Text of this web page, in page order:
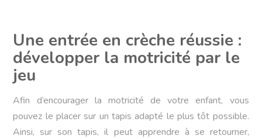
Une entrée en crèche réussie :
développer la motricité par le
jeu
Afin d’encourager la motricité de votre enfant, vous
pouvez le placer sur un tapis adapté le plus tôt possible.
Ainsi, sur son tapis, il peut apprendre à se retourner,